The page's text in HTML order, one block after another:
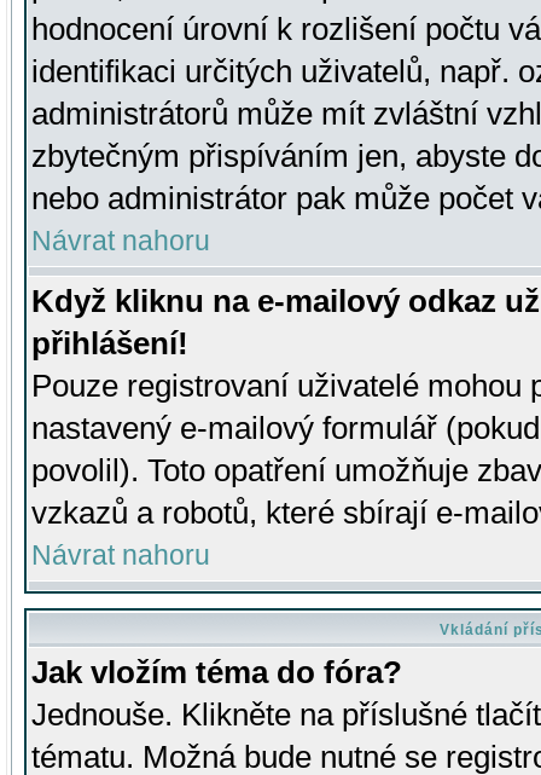
hodnocení úrovní k rozlišení počtu
identifikaci určitých uživatelů, např.
administrátorů může mít zvláštní
zbytečným přispíváním jen, abyste
nebo administrátor pak může počet
Návrat nahoru
Když kliknu na e-mailový odkaz
přihlášení!
Pouze registrovaní uživatelé mohou
nastavený e-mailový formulář
povolil). Toto opatření umožňuje
vzkazů a robotů, které sbírají e-
Návrat nahoru
Vkládání
Jak vložím téma do fóra?
Jednouše. Klikněte na příslušné
tématu. Možná bude nutné se